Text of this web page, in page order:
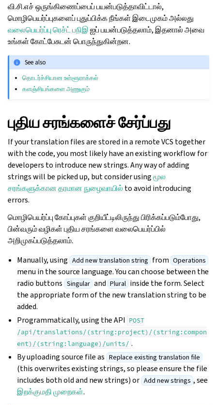
வி.சி.எச் ஒருங்கிணைப்பைப் பயன்படுத்தாவிட்டால்,
மொழிபெயர்ப்புகளைப் புதுப்பிக்க நீங்கள் இடைமுகம் அல்லது
வலைபெயர்ப்பு ரெச்ட் பநிஇஐப் பயன்படுத்தலாம், இதனால் அவை
உங்கள் கோட்பேசுடன் பொருந்துகின்றன.
See also
தொடர்ச்சியான உள்ளூராக்கல்
களஞ்சியங்களை அணுகும்
புதிய சரங்களைச் சேர்ப்பது
If your translation files are stored in a remote VCS together
with the code, you most likely have an existing workflow for
developers to introduce new strings. Any way of adding
strings will be picked up, but consider usingமூல
சரங்களுக்கான தரமான நுழைவாயில் to avoid introducing
errors.
மொழிபெயர்ப்பு கோப்புகள் குறியீட்டிலிருந்து பிரிக்கப்படும்போது,
பின்வரும் வழிகள் புதிய சரங்களை வலைபெயர்ப்பில்
அறிமுகப்படுத்தலாம்.
Manually, using Add new translation string from Operations
menu in the source language. You can choose between the
radio buttons Singular and Plural inside the form. Select
the appropriate form of the new translation string to be
added.
Programmatically, using the API POST
/api/translations/(string:project)/(string:compon
ent)/(string:language)/units/ .
By uploading source file as Replace existing translation file
(this overwrites existing strings, so please ensure the file
includes both old and new strings) or Add new strings , see
இறக்குமதி முறைகள்.